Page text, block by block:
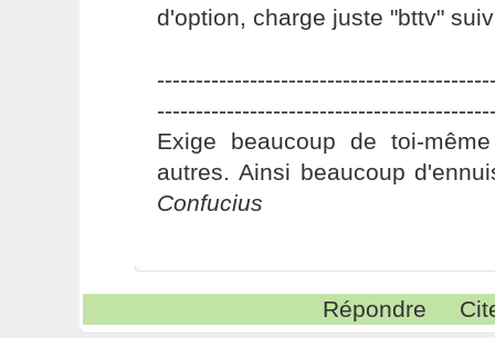
d'option, charge juste "bttv"
Exige beaucoup de toi-
autres. Ainsi beaucoup
Confucius
Répondre